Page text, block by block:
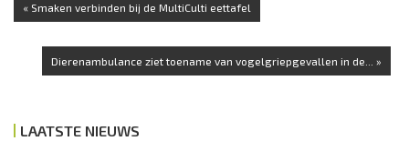
« Smaken verbinden bij de MultiCulti eettafel
Dierenambulance ziet toename van vogelgriepgevallen in de... »
LAATSTE NIEUWS